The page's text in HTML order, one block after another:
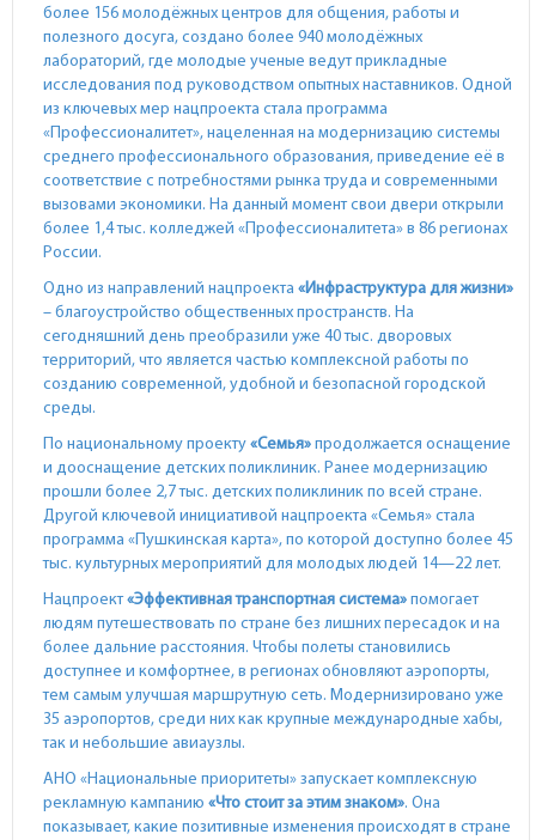
более 156 молодёжных центров для общения, работы и
полезного досуга, создано более 940 молодёжных
лабораторий, где молодые ученые ведут прикладные
исследования под руководством опытных наставников. Одной
из ключевых мер нацпроекта стала программа
«Профессионалитет», нацеленная на модернизацию системы
среднего профессионального образования, приведение её в
соответствие с потребностями рынка труда и современными
вызовами экономики. На данный момент свои двери открыли
более 1,4 тыс. колледжей «Профессионалитета» в 86 регионах
России.
Одно из направлений нацпроекта «Инфраструктура для жизни»
– благоустройство общественных пространств. На
сегодняшний день преобразили уже 40 тыс. дворовых
территорий, что является частью комплексной работы по
созданию современной, удобной и безопасной городской
среды.
По национальному проекту «Семья» продолжается оснащение
и дооснащение детских поликлиник. Ранее модернизацию
прошли более 2,7 тыс. детских поликлиник по всей стране.
Другой ключевой инициативой нацпроекта «Семья» стала
программа «Пушкинская карта», по которой доступно более 45
тыс. культурных мероприятий для молодых людей 14—22 лет.
Нацпроект«Эффективная транспортная система» помогает
людям путешествовать по стране без лишних пересадок и на
более дальние расстояния. Чтобы полеты становились
доступнее и комфортнее, в регионах обновляют аэропорты,
тем самым улучшая маршрутную сеть. Модернизировано уже
35 аэропортов, среди них как крупные международные хабы,
так и небольшие авиаузлы.
АНО «Национальные приоритеты» запускает комплексную
рекламную кампанию «Что стоит за этим знаком». Она
показывает, какие позитивные изменения происходят в стране